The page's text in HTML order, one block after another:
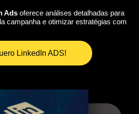
Ads oferece análises detalhadas para
campanha e otimizar estratégias com
LinkedIn ADS!